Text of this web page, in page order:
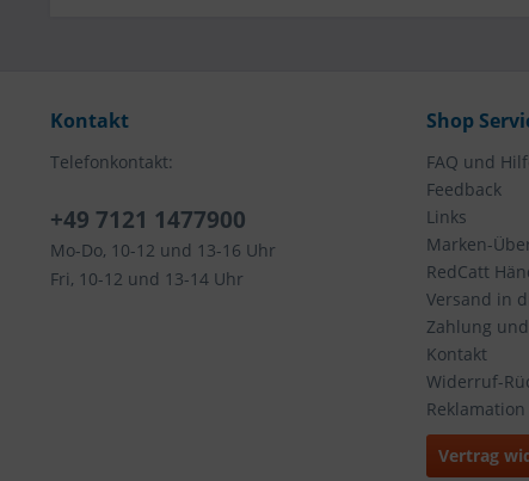
Kontakt
Telefonkontakt:
+49 7121 1477900
Mo-Do, 10-12 und 13-16 Uhr
Fri, 10-12 und 13-14 Uhr
Shop
FAQ und
Feedback
Links
Marken-
RedCatt
Versand in
Zahlung
Kontakt
Widerruf-
Reklamation
Vertrag